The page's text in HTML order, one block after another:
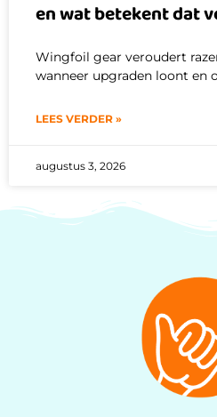
en wat betekent dat
Wingfoil gear veroudert
wanneer upgraden loont en
LEES VERDER »
augustus 3, 2026